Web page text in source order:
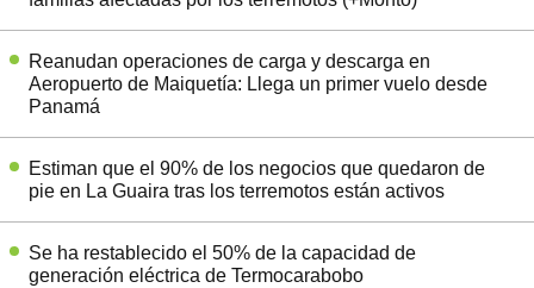
Reanudan operaciones de carga y descarga en
Aeropuerto de Maiquetía: Llega un primer vuelo desde
Panamá
Estiman que el 90% de los negocios que quedaron de
pie en La Guaira tras los terremotos están activos
Se ha restablecido el 50% de la capacidad de
generación eléctrica de Termocarabobo